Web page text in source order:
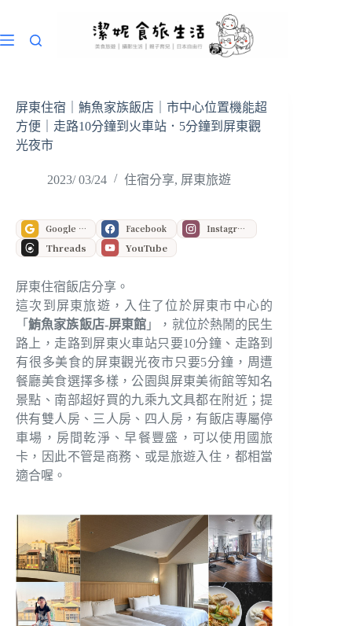
主
屏東住宿｜鮪魚家族飯店｜市中心位置機能超
方便｜走路10分鐘到火車站．5分鐘到屏東觀
光夜市
2023/ 03/24 住宿分享, 屏東旅遊
Google 偏好來源 Facebook Instagram
Threads YouTube
屏東住宿飯店分享。
這次到屏東旅遊，入住了位於屏東市中心的
「鮪魚家族飯店-屏東館 」，就位於熱鬧的民生
路上，走路到屏東火車站只要10分鐘、走路到
有很多美食的屏東觀光夜市只要5分鐘，周遭
餐廳美食選擇多樣，公園與屏東美術館等知名
景點、南部超好買的九乘九文具都在附近；提
供有雙人房、三人房、四人房，有飯店專屬停
車場，房間乾淨、早餐豐盛，可以使用國旅
卡，因此不管是商務、或是旅遊入住，都相當
適合喔。